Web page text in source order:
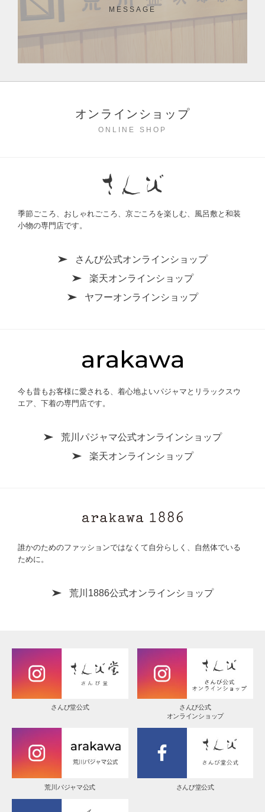
MESSAGE
オンラインショップ
ONLINE SHOP
季節ごころ、おしゃれごころ、京ごころを楽しむ、風呂敷と和装
小物の専門店です。
さんび公式オンラインショップ
楽天オンラインショップ
ヤフーオンラインショップ
今も昔もお客様に愛される、着心地よいパジャマとリラックスウ
エア、下着の専門店です。
荒川パジャマ公式オンラインショップ
楽天オンラインショップ
誰かのためのファッションではなくて自分らしく、自然体でいる
ために。
荒川1886公式オンラインショップ
さんび堂公式
さんび公式
オンラインショップ
荒川パジャマ公式 さんび堂公式